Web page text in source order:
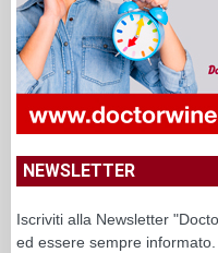
NEWSLETTER
Iscriviti alla Newsletter
ed essere sempre informato.